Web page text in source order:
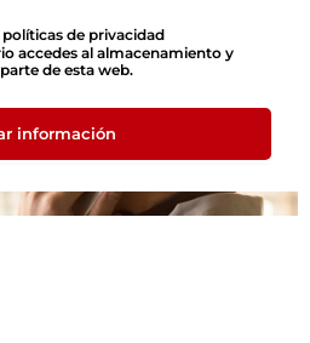
políticas de privacidad
accedes al almacenamiento y
de esta web.